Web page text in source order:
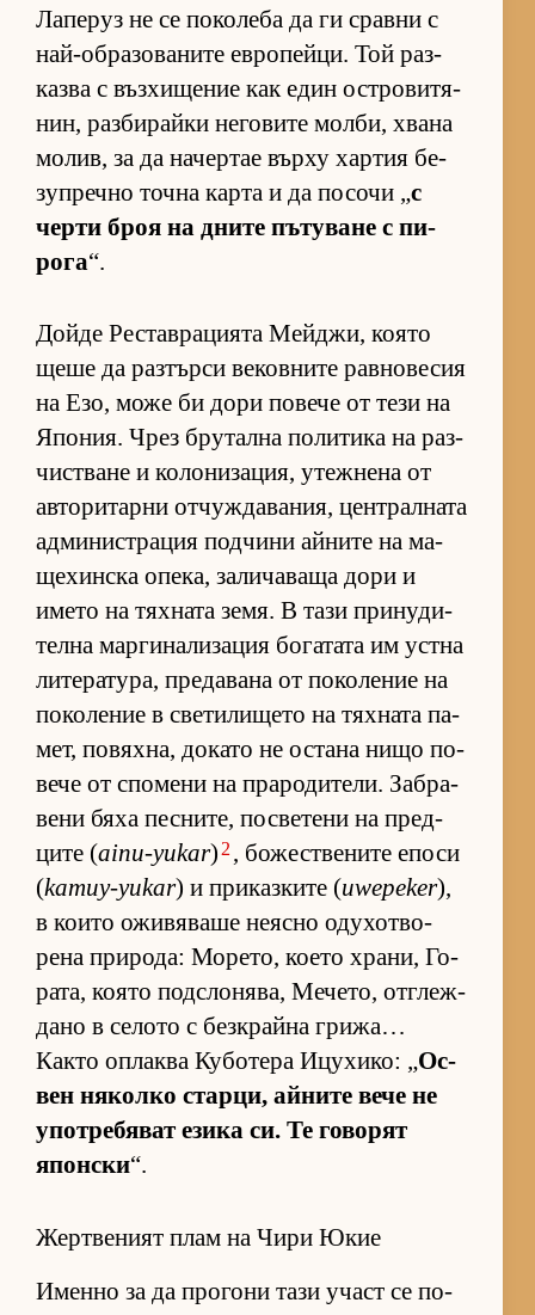
Ла­пе­руз не се по­ко­леба да ги сравни с
най-об­ра­зо­ва­ните ев­ро­пей­ци. Той раз­
казва с въз­хи­ще­ние как един ос­т­ро­ви­тя­
нин, раз­би­райки не­го­вите мол­би, хвана
мо­лив, за да на­чер­тае върху хар­тия бе­
зуп­речно точна карта и да по­сочи „с
черти броя на дните пъ­ту­ване с пи­
рога“.
Дойде Рес­тав­ра­ци­ята Мей­джи, ко­ято
щеше да раз­търси ве­ков­ните рав­но­ве­сия
на Езо, може би дори по­вече от тези на
Япо­ния. Чрез бру­тална по­ли­тика на раз­
чис­т­ване и ко­ло­ни­за­ция, утеж­нена от
ав­то­ри­тарни от­чуж­да­ва­ния, цен­т­рал­ната
ад­ми­нис­т­ра­ция под­чини ай­ните на ма­
ще­хин­ска опе­ка, за­ли­ча­ваща дори и
името на тях­ната зе­мя. В тази при­ну­ди­
телна мар­ги­на­ли­за­ция бо­га­тата им ус­тна
ли­те­ра­ту­ра, пре­да­вана от по­ко­ле­ние на
по­ко­ле­ние в све­ти­ли­щето на тях­ната па­
мет, по­вях­на, до­като не ос­тана нищо по­
вече от спо­мени на пра­ро­ди­те­ли. Заб­ра­
вени бяха пес­ни­те, пос­ве­тени на пред­
ците (ainu-yukar) 2 , бо­жес­т­ве­ните епоси
(kamuy-yukar) и при­каз­ките (uwepeker),
в ко­ито ожи­вя­ваше не­ясно оду­хот­во­
рена при­ро­да: Мо­ре­то, ко­ето хра­ни, Го­
ра­та, ко­ято под­с­ло­ня­ва, Ме­че­то, от­г­леж­
дано в се­лото с без­к­райна гри­жа…
Както оп­лаква Ку­бо­тера Ицу­хи­ко: „Ос­
вен ня­колко стар­ци, ай­ните вече не
упот­ре­бя­ват езика си. Те го­во­рят
япон­ски“.
Жертвеният плам на Чири Юкие
Именно за да про­гони тази участ се по­